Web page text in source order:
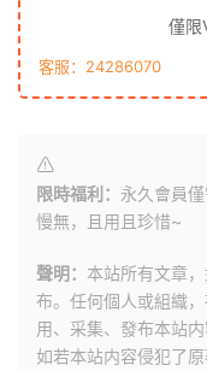
僅限
客服：24286070
限時福利： 永久會員
慢無，且用且珍惜~
聲明： 本站所有文章
布。任何個人或組織
用、采集、發布本站
如若本站内容侵犯了